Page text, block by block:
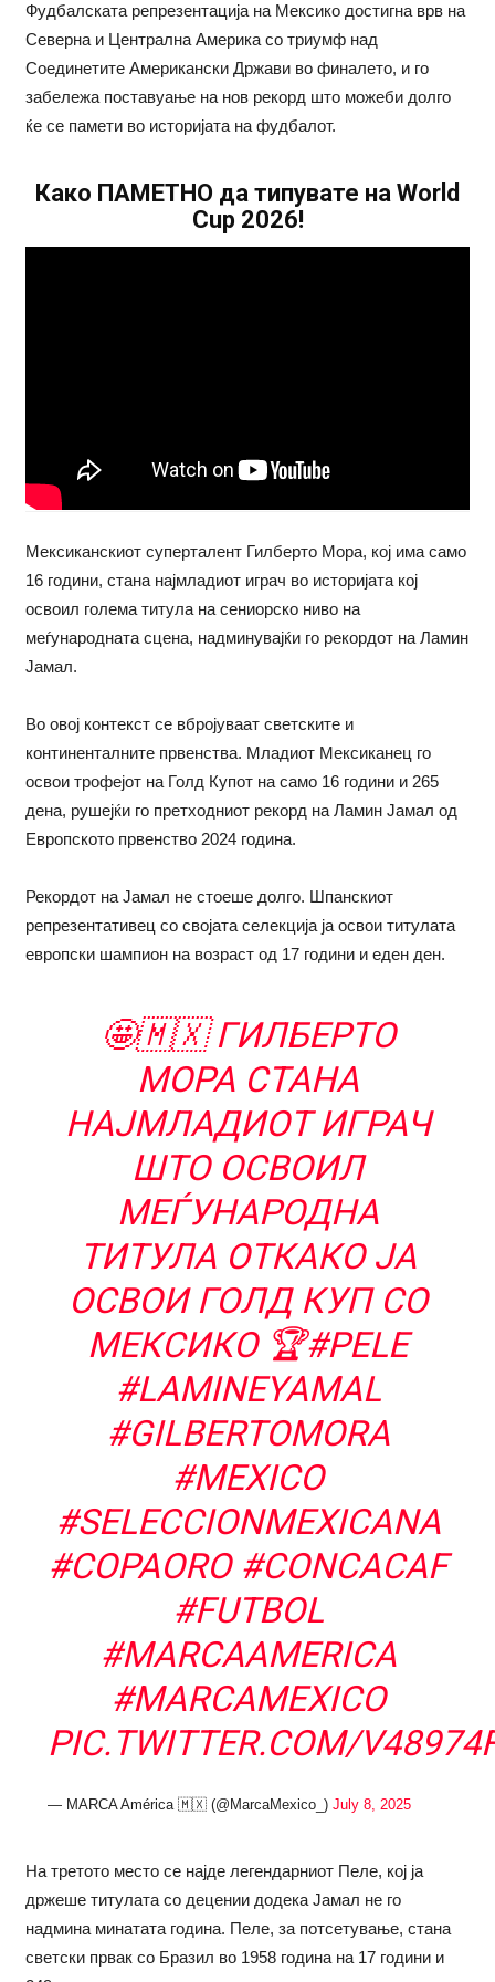
Фудбалската репрезентација на Мексико достигна врв на
Северна и Централна Америка со триумф над
Соединетите Американски Држави во финалето, и го
забележа поставуање на нов рекорд што можеби долго
ќе се памети во историјата на фудбалот.
Како ПАМЕТНО да типувате на World
Cup 2026!
Мексиканскиот суперталент Гилберто Мора, кој има само
16 години, стана најмладиот играч во историјата кој
освоил голема титула на сениорско ниво на
меѓународната сцена, надминувајќи го рекордот на Ламин
Јамал.
Во овој контекст се вбројуваат светските и
континенталните првенства. Младиот Мексиканец го
освои трофејот на Голд Купот на само 16 години и 265
дена, рушејќи го претходниот рекорд на Ламин Јамал од
Европското првенство 2024 година.
Рекордот на Јамал не стоеше долго. Шпанскиот
репрезентативец со својата селекција ја освои титулата
европски шампион на возраст од 17 години и еден ден.
🤩🇲🇽 ГИЛБЕРТО
МОРА СТАНА
НАЈМЛАДИОТ ИГРАЧ
ШТО ОСВОИЛ
МЕЃУНАРОДНА
ТИТУЛА ОТКАКО ЈА
ОСВОИ ГОЛД КУП СО
МЕКСИКО 🏆#PELE
#LAMINEYAMAL
#GILBERTOMORA
#MEXICO
#SELECCIONMEXICANA
#COPAORO #CONCACAF
#FUTBOL
#MARCAAMERICA
#MARCAMEXICO
PIC.TWITTER.COM/
— MARCA América 🇲🇽 (@MarcaMexico_) July 8, 2025
На третото место се најде легендарниот Пеле, кој ја
држеше титулата со децении додека Јамал не го
надмина минатата година. Пеле, за потсетување, стана
светски првак со Бразил во 1958 година на 17 години и